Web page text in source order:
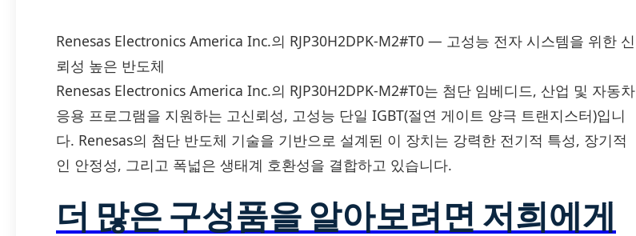
Renesas Electronics America Inc.의 RJP30H2DPK-M2#T0 — 고성능 전자 시스템을 위한 신
뢰성 높은 반도체
Renesas Electronics America Inc.의 RJP30H2DPK-M2#T0는 첨단 임베디드, 산업 및 자동차
응용 프로그램을 지원하는 고신뢰성, 고성능 단일 IGBT(절연 게이트 양극 트랜지스터)입니
다. Renesas의 첨단 반도체 기술을 기반으로 설계된 이 장치는 강력한 전기적 특성, 장기적
인 안정성, 그리고 폭넓은 생태계 호환성을 결합하고 있습니다.
더 많은 구성품을 알아보려면 저희에게